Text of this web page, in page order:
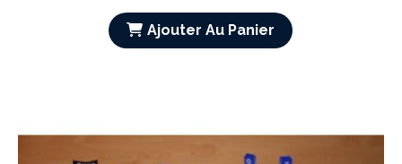
Ajouter Au Panier